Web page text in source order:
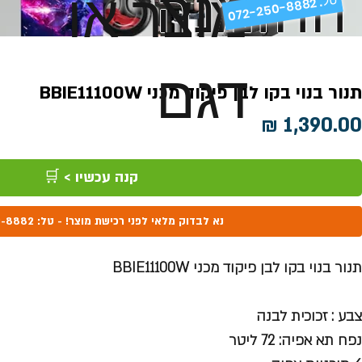
מוצר או
דגם
תנור בנוי בקו לבן פיקוד מכני BBIE11100W
מחיר
קנה עכשיו > 🛒
נא לבדוק מלאי לפני רכישת מוצר! - טל: 072-250-8882
תנור בנוי בקו לבן פיקוד מכני BBIE11100W
צבע : זכוכית לבנה
נפח תא אפיה: 72 ליטר
072-250-8882 .